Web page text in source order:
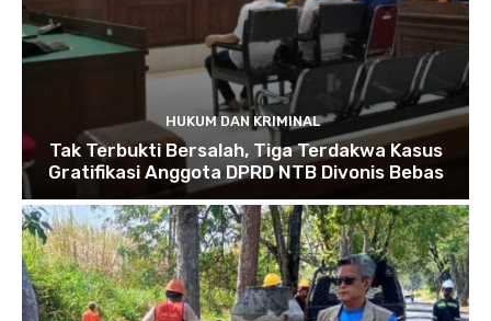
HUKUM DAN KRIMINAL
Tak Terbukti Bersalah, Tiga Terdakwa Kasus
Gratifikasi Anggota DPRD NTB Divonis Bebas